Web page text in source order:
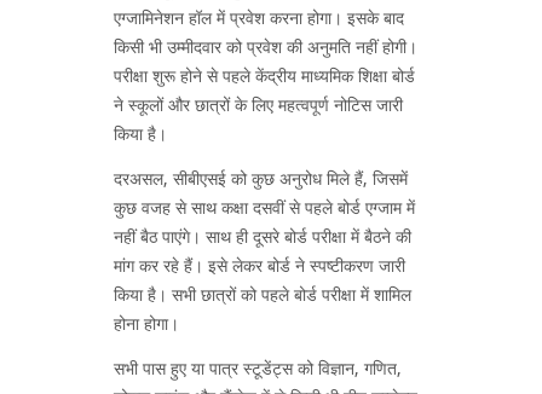
एग्जामिनेशन हॉल में प्रवेश करना होगा। इसके बाद
किसी भी उम्मीदवार को प्रवेश की अनुमति नहीं होगी।
परीक्षा शुरू होने से पहले केंद्रीय माध्यमिक शिक्षा बोर्ड
ने स्कूलों और छात्रों के लिए महत्वपूर्ण नोटिस जारी
किया है।
दरअसल, सीबीएसई को कुछ अनुरोध मिले हैं, जिसमें
कुछ वजह से साथ कक्षा दसवीं से पहले बोर्ड एग्जाम में
नहीं बैठ पाएंगे। साथ ही दूसरे बोर्ड परीक्षा में बैठने की
मांग कर रहे हैं। इसे लेकर बोर्ड ने स्पष्टीकरण जारी
किया है। सभी छात्रों को पहले बोर्ड परीक्षा में शामिल
होना होगा।
सभी पास हुए या पात्र स्टूडेंट्स को विज्ञान, गणित,